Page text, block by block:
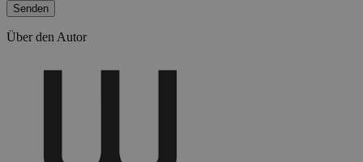
Über den Autor